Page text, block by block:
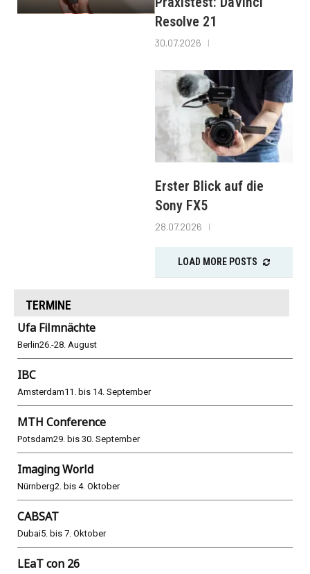
Resolve 21
30.07.2026
Erster Blick auf die
Sony FX5
28.07.2026
LOAD MORE POSTS
TERMINE
Ufa Filmnächte
Berlin26.-28. August
IBC
Amsterdam11. bis 14. September
MTH Conference
Potsdam29. bis 30. September
Imaging World
Nürnberg2. bis 4. Oktober
CABSAT
Dubai5. bis 7. Oktober
LEaT con 26